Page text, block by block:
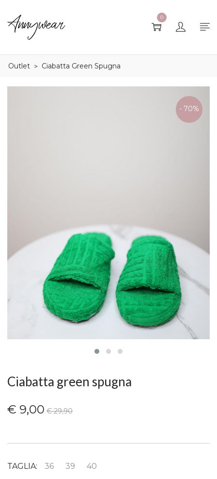
0
Outlet > Ciabatta Green Spugna
- 70%
Ciabatta green spugna
€ 9,00 € 29,90
TAGLIA: 36 39 40